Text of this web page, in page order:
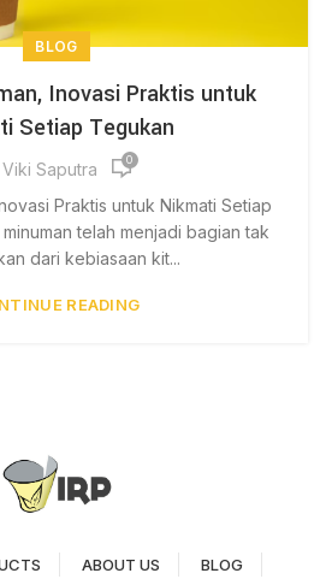
BLOG
Inovasi Praktis untuk
Setiap Tegukan
Viki Saputra 0
Praktis untuk Nikmati Setiap
telah menjadi bagian tak
dari kebiasaan kit...
READING
ABOUT US BLOG